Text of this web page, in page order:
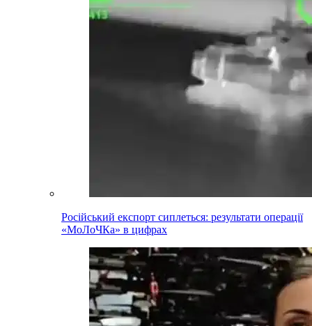
Російський експорт сиплеться: результати операції
«МоЛоЧКа» в цифрах